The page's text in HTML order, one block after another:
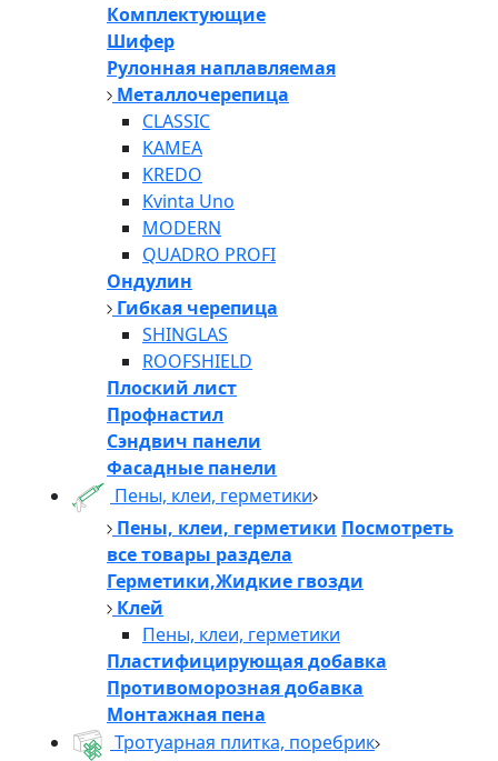
Комплектующие
Шифер
Рулонная наплавляемая
Металлочерепица
CLASSIC
KAMEA
KREDO
Kvinta Uno
MODERN
QUADRO PROFI
Ондулин
Гибкая черепица
SHINGLAS
ROOFSHIELD
Плоский лист
Профнастил
Сэндвич панели
Фасадные панели
Пены, клеи, герметики
Пены, клеи, герметики Посмотреть
все товары раздела
Герметики,Жидкие гвозди
Клей
Пены, клеи, герметики
Пластифицирующая добавка
Противоморозная добавка
Монтажная пена
Тротуарная плитка, поребрик